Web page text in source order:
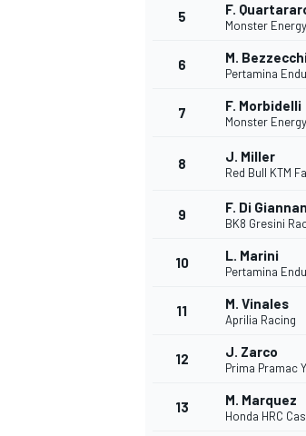
5 F.
Monster
6 M.
Pertamina
7 F. Morbidelli
Monster
8 J. Miller
Red Bull KTM
9 F. Di
BK8 Gresini
10 L. Marini
Pertamina
11 M. Vinales
Aprilia Racing
12 J. Zarco
Prima Pramac
13 M. Marquez
Honda HRC